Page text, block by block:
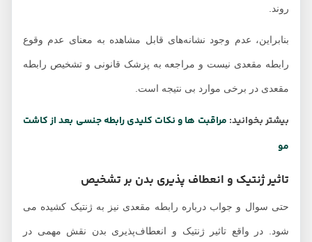
بنابراین، عدم وجود نشانه‌های قابل مشاهده به معنای عدم وقوع
رابطه مقعدی نیست و مراجعه به پزشک قانونی و تشخیص رابطه
مقعدی در برخی موارد بی نتیجه است.
بیشتر بخوانید:مراقبت ها و نکات کلیدی رابطه جنسی بعد از کاشت
تاثیر ژنتیک و انعطاف پذیری بدن بر تشخیص
حتی سوال و جواب درباره رابطه مقعدی نیز به ژنتیک کشیده می
شود. در واقع تاثیر ژنتیک و انعطاف‌پذیری بدن نقش مهمی در